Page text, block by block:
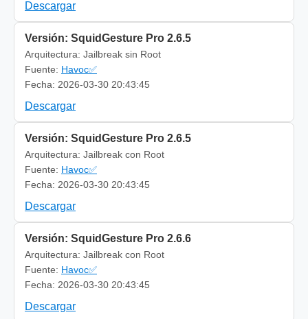
Descargar
Versión: SquidGesture Pro 2.6.5
Arquitectura: Jailbreak sin Root
Fuente: Havoc✅
Fecha: 2026-03-30 20:43:45
Descargar
Versión: SquidGesture Pro 2.6.5
Arquitectura: Jailbreak con Root
Fuente: Havoc✅
Fecha: 2026-03-30 20:43:45
Descargar
Versión: SquidGesture Pro 2.6.6
Arquitectura: Jailbreak con Root
Fuente: Havoc✅
Fecha: 2026-03-30 20:43:45
Descargar